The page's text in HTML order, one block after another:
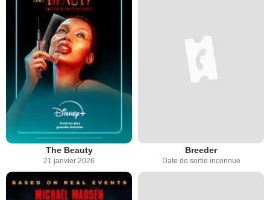
The Beauty
21 janvier 2026
Breeder
Date de sortie inconnue